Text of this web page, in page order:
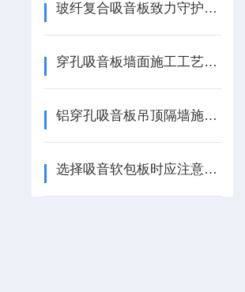
玻纤复合吸音板致力守护宁静资源
穿孔吸音板墙面施工工艺详解
铝穿孔吸音板吊顶隔墙施工工艺
选择吸音软包板时应注意以下几点